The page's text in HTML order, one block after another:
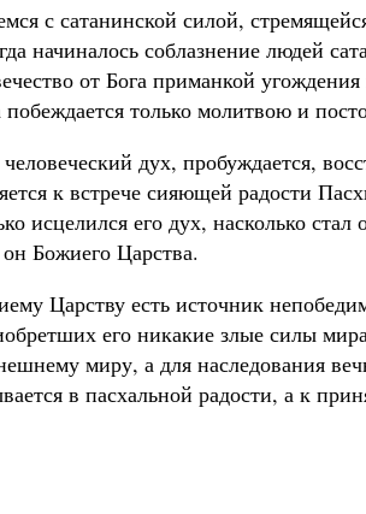
с сатанинской силой,
начиналось соблазнение людей
от Бога приманкой
побеждается только молитвою и
дух, пробуждается,
к встрече сияющей радости
исцелился его дух, насколько
Божиего Царства.
Царству есть источник
его никакие злые силы
миру, а для наследования
в пасхальной радости, а к